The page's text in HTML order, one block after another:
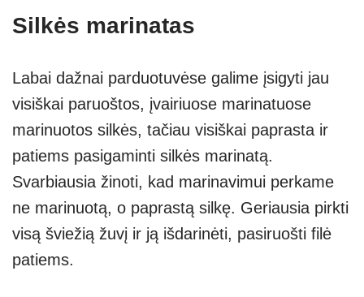
Silkės marinatas
Labai dažnai parduotuvėse galime įsigyti jau
visiškai paruoštos, įvairiuose marinatuose
marinuotos silkės, tačiau visiškai paprasta ir
patiems pasigaminti silkės marinatą.
Svarbiausia žinoti, kad marinavimui perkame
ne marinuotą, o paprastą silkę. Geriausia pirkti
visą šviežią žuvį ir ją išdarinėti, pasiruošti filė
patiems.